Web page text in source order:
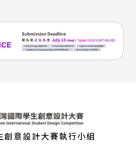
創意設計大賽執行小組